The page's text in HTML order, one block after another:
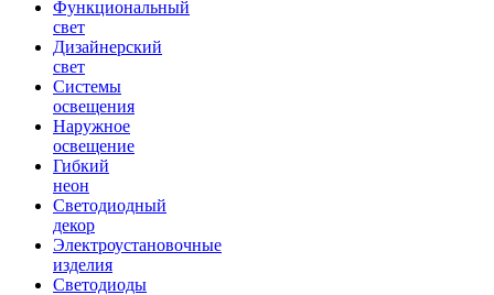
Функциональный
свет
Дизайнерский
свет
Системы
освещения
Наружное
освещение
Гибкий
неон
Светодиодный
декор
Электроустановочные
изделия
Светодиоды